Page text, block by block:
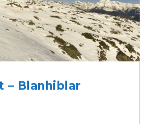
– Blanhiblar